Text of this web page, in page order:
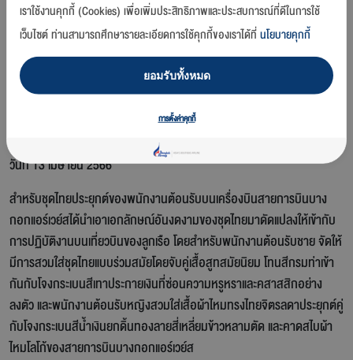
กรุงเทพฯ 12 เมษายน 2566 –บริษัท การบินกรุงเทพ จำกัด (มหาชน) หรือ
สายการบินบางกอกแอร์เวย์ส ร่วมเฉลิมฉลองวันขึ้นปีใหม่ไทยประจำปี 2566
และส่งความสุขในเทศกาลวันสงกรานต์ และสืบสานศิลปวัฒนธรรมและ
ประเพณีไทย โดยจัดให้พนักงานต้อนรับบนเครื่องบินสวมใส่ชุดไทยประยุกต์
ในเฉดสีฟ้าที่เปี่ยมด้วยเอกลักษณ์ความเป็นไทยและผสมผสานความเป็นเอเชีย
บูทีคแอร์ไลน์ของสายการบินบางกอกแอร์เวย์สเข้าไว้ด้วยกัน เพื่อเติมเต็มรอย
ยิ้ม และประสบการณ์บนเที่ยวบินให้แก่ผู้โดยสารทั้งชาวไทยและชาวต่างชาติ ใน
วันที่ 13 เมษายน 2566
สำหรับชุดไทยประยุกต์ของพนักงานต้อนรับบนเครื่องบินสายการบินบาง
กอกแอร์เวย์สได้นำเอาเอกลักษณ์อันงดงามของชุดไทยมาดัดแปลงให้เข้ากับ
การปฏิบัติงานบนเที่ยวบินของลูกเรือ โดยสำหรับพนักงานต้อนรับชาย จัดให้
มีการสวมใส่ชุดไทยแบบร่วมสมัยโดยจับคู่เสื้อสูทสมัยนิยม โทนสีกรมท่าเข้า
กันกับโจงกระเบนสีเทาประกายเงินที่ซ่อนความหรูหราและคสาสสิกอย่าง
ลงตัว และพนักงานต้อนรับหญิงสวมใส่เสื้อผ้าไหมทรงไทยจิตรลดาประยุกต์คู่
กับโจงกระเบนสีน้ำเงินยกดิ้นทองลายสี่เหลี่ยมข้าวหลามตัด และคาดสไบผ้า
ไหมโลโก้ของสายการบินบางกอกแอร์เวย์ส
เราใช้งานคุกกี้ (Cookies) เพื่อเพิ่มประสิทธิภาพและประสบการณ์ที่ดีในการใช้
เว็บไซต์ ท่านสามารถศึกษารายละเอียดการใช้คุกกี้ของเราได้ที่นโยบายคุกกี้
ยอมรับทั้งหมด
การตั้งค่าคุกกี้